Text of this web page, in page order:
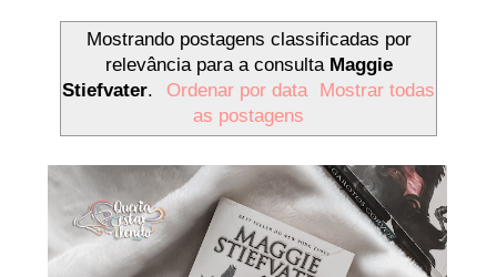
Mostrando postagens classificadas por
relevância para a consulta Maggie
Stiefvater. Ordenar por data
Mostrar todas
as postagens